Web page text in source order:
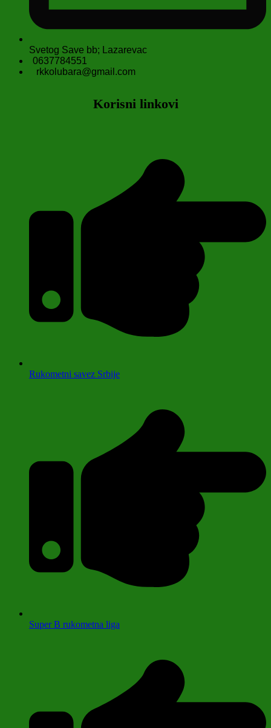
Svetog Save bb; Lazarevac
0637784551
rkkolubara@gmail.com
Korisni linkovi
Rukometni savez Srbije
Super B rukometna liga